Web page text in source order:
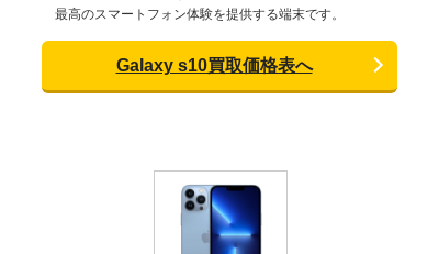
最高のスマートフォン体験を提供する端末です。
Galaxy s10買取価格表へ